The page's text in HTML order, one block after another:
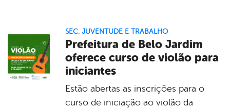
SEC. JUVENTUDE E TRABALHO
Prefeitura de Belo Jardim
oferece curso de violão para
iniciantes
Estão abertas as inscrições para o
curso de iniciação ao violão da